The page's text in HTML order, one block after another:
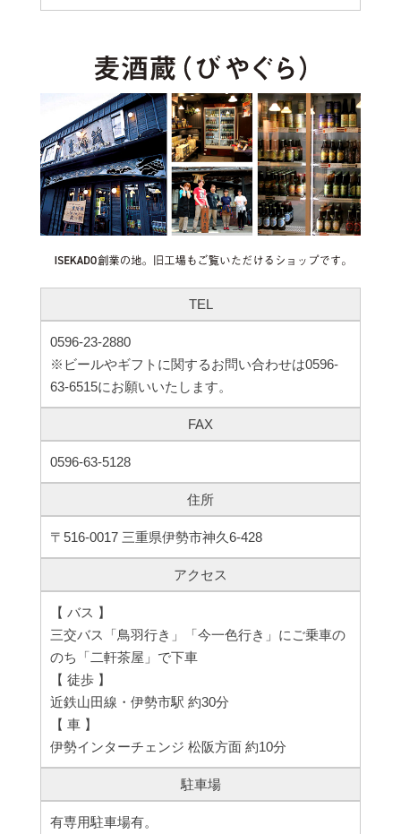
TEL
0596-23-2880
※ビールやギフトに関するお問い合わせは0596-
63-6515にお願いいたします。
FAX
0596-63-5128
住所
〒516-0017 三重県伊勢市神久6-428
アクセス
【 バス 】
三交バス「鳥羽行き」「今一色行き」にご乗車の
のち「二軒茶屋」で下車
【 徒歩 】
近鉄山田線・伊勢市駅 約30分
【 車 】
伊勢インターチェンジ 松阪方面 約10分
駐車場
有専用駐車場有。